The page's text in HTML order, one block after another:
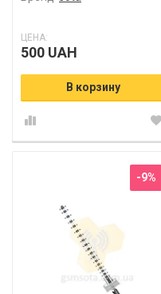
ЦЕНА:
500 UAH
В корзину
-9%